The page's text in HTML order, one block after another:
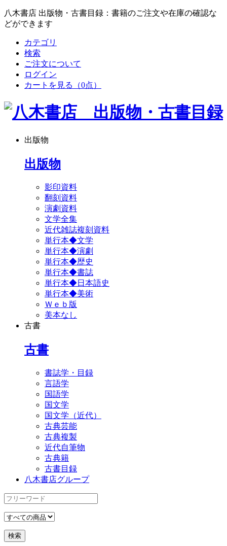
八木書店 出版物・古書目録：書籍のご注文や在庫の確認な
どができます
カテゴリ
検索
ご注文について
ログイン
カートを見る
（0点）
出版物
出版物
影印資料
翻刻資料
演劇資料
文学全集
近代雑誌複刻資料
単行本◆文学
単行本◆演劇
単行本◆歴史
単行本◆書誌
単行本◆日本語史
単行本◆美術
Ｗｅｂ版
美本なし
古書
古書
書誌学・目録
言語学
国語学
国文学
国文学（近代）
古典芸能
古典複製
近代自筆物
古典籍
古書目録
八木書店グループ